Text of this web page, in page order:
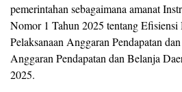
pemerintahan sebagaimana amanat
Nomor 1 Tahun 2025 tentang Efisiensi
Pelaksanaan Anggaran Pendapatan
Anggaran Pendapatan dan Belanja
2025.